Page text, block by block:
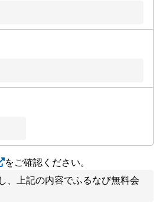
をご確認ください。
、上記の内容でふるなび無料会